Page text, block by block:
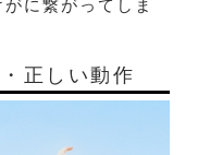
に繋がってしま
正しい動作